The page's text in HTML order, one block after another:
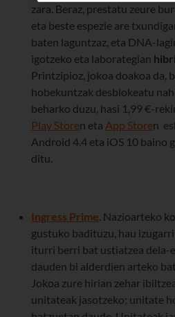
zara. Beraz, prestatu zeure
eta beste espezie are
baten laguntzaz, eta DNA-
igotzeko eta laborategian
Printzipioz, jokoa doakoa da,
hobekuntzak desblokeatu
beharko duzu, hasi 1,99 €-
Play Storen eta App Storen
Android 4.4 eta iOS 10 baino
ditu.
Ingress Prime. Nazioarteko
gustuko badituzu, hau
iturri berri bat ustiatzea dela-
dauden bi alderdien arteko
Jokoa zure hirian zehar
unitateak jasotzeko; unitate